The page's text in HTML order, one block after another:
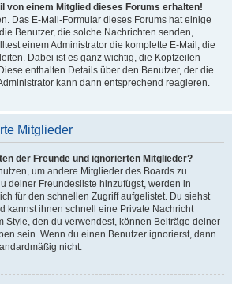
von einem Mitglied dieses Forums erhalten!
Das E-Mail-Formular dieses Forums hat einige
Benutzer, die solche Nachrichten senden,
einem Administrator die komplette E-Mail, die
Dabei ist es ganz wichtig, die Kopfzeilen
enthalten Details über den Benutzer, der die
kann dann entsprechend reagieren.
Mitglieder
der Freunde und ignorierten Mitglieder?
um andere Mitglieder des Boards zu
deiner Freundesliste hinzufügst, werden in
für den schnellen Zugriff aufgelistet. Du siehst
kannst ihnen schnell eine Private Nachricht
Style, den du verwendest, können Beiträge deiner
sein. Wenn du einen Benutzer ignorierst, dann
nicht.